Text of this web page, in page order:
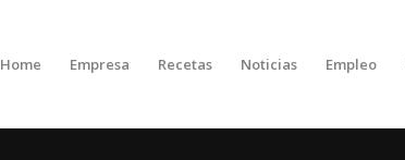
Home Empresa Recetas Noticias Empleo